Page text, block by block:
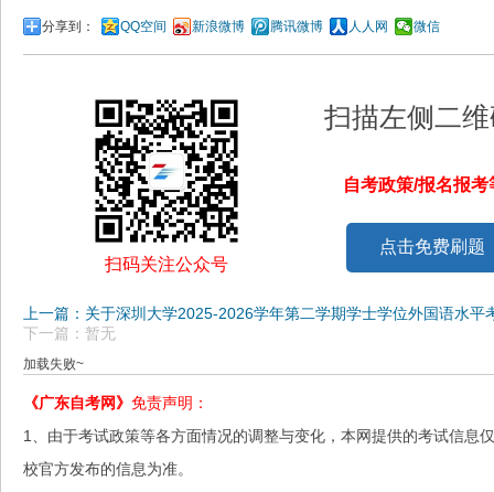
分享到： QQ空间 新浪微博 腾讯微博 人人网 微信
扫码关注公众号
扫描左侧二
自考政策/报名报
点击免费刷题
上一篇：关于深圳大学2025-2026学年第二学期学士学位外国语水平
下一篇：暂无
加载失败~
《广东自考网》 免责声明：
1、由于考试政策等各方面情况的调整与变化，本网提供的考试信息
校官方发布的信息为准。